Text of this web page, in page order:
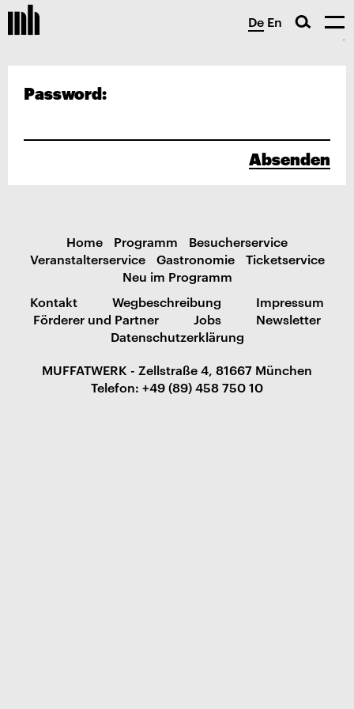
De En
Password:
Absenden
Home Programm
Besucherservice
Veranstalterservice
Gastronomie
Ticketservice
Neu im Programm
Kontakt
Wegbeschreibung
Impressum
Förderer und Partner
Jobs
Newsletter
Datenschutzerklärung
MUFFATWERK - Zellstraße 4, 81667 München
Telefon: +49 (89) 458 750 10